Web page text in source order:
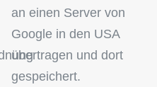
an einen Server von
Google in den USA
übertragen und dort
gespeichert.